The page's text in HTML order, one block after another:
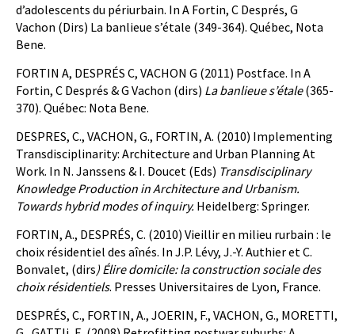
d’adolescents du périurbain. In A Fortin, C Després, G
Vachon (Dirs) La banlieue s’étale (349-364). Québec, Nota
Bene.
FORTIN A, DESPRÉS C, VACHON G (2011) Postface. In A
Fortin, C Després & G Vachon (dirs) La banlieue s’étale(365-
370). Québec: Nota Bene.
DESPRES, C., VACHON, G., FORTIN, A. (2010) Implementing
Transdisciplinarity: Architecture and Urban Planning At
Work. In N. Janssens & I. Doucet (Eds) Transdisciplinary
Knowledge Production in Architecture and Urbanism.
Towards hybrid modes of inquiry. Heidelberg: Springer.
FORTIN, A., DESPRÉS, C. (2010) Vieillir en milieu rurbain : le
choix résidentiel des aînés. In J.P. Lévy, J.-Y. Authier et C.
Bonvalet, (dirs) Élire domicile: la construction sociale des
choix résidentiels. Presses Universitaires de Lyon, France.
DESPRÉS, C., FORTIN, A., JOERIN, F., VACHON, G., MORETTI,